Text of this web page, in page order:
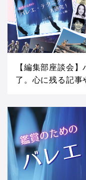
【編集部座談会
了。心に残る記事